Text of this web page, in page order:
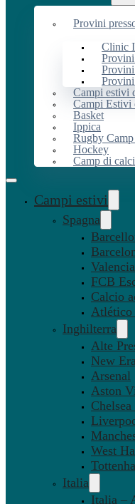
Provini
Clinic
Provini
Provini
Campi estivi
Campi Estivi
Basket
Ippica
Rugby
Hockey
Camp di
Campi estivi
Spagna
FCB
Calcio
Atlético
Inghilterra
Alte
New
Arsenal
Aston
West
Italia
Italia –